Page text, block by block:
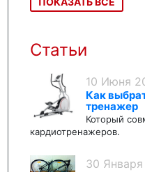
Статьи
10 Июня
Как
тренажер
Который
кардиотренажеров.
30